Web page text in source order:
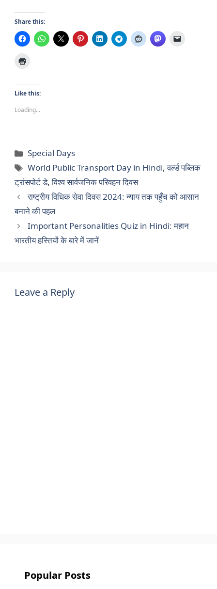
Share this:
Like this:
Loading...
Categories
Special Days
Tags
World Public Transport Day in Hindi,वर्ल्ड पब्लिक
ट्रांसपोर्ट डे,विश्व सार्वजनिक परिवहन दिवस
राष्ट्रीय विधिक सेवा दिवस 2024: न्याय तक पहुँच को आसान
बनाने की पहल
Important Personalities Quiz in Hindi: महान
भारतीय हस्तियों के बारे में जानें
Leave a Reply
Popular Posts